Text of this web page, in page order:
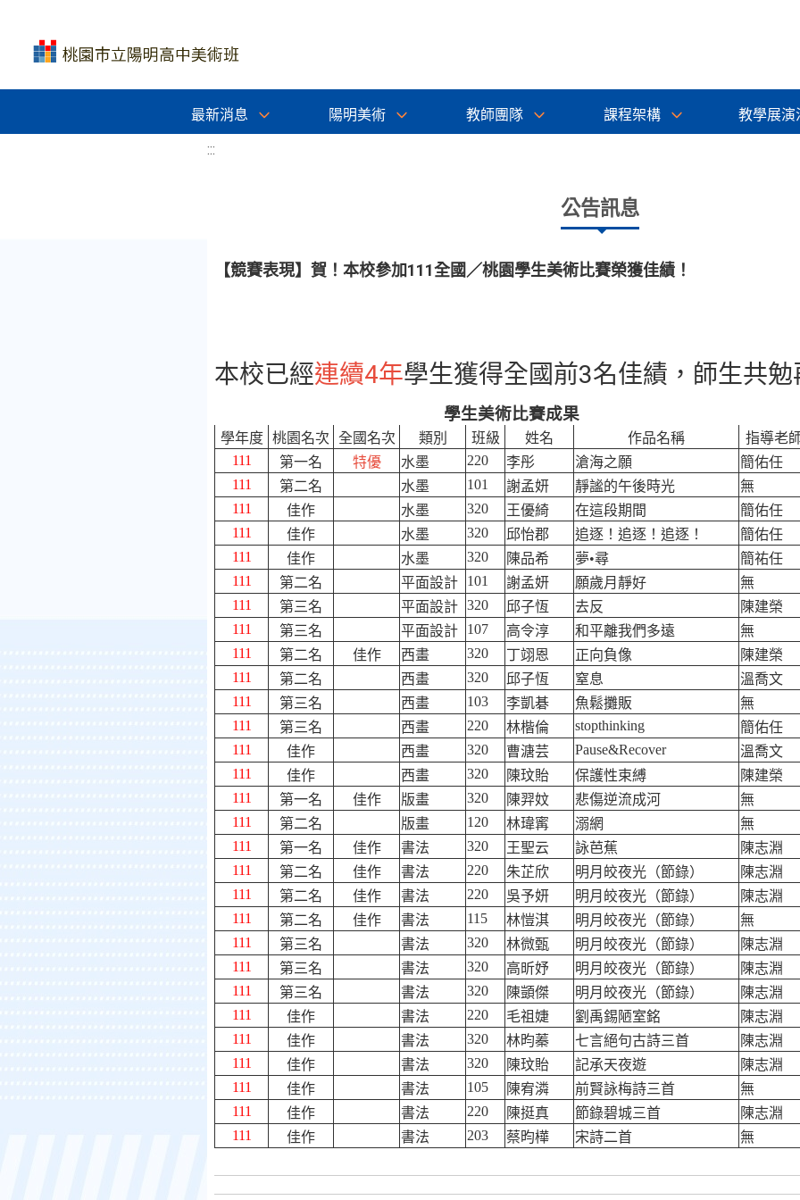
最新消息 陽明美術 教師團隊 課程架構 教學展演
:::
公告訊息
【競賽表現】賀！本校參加111全國／桃園學生美術比賽榮獲佳績！
本校已經連續4年學生獲得全國前3名佳績，師生共
學生美術比賽成果
學年度 桃園名次 全國名次 類別 班級 姓名 作品名稱
指導老
111
第一名 特優 水墨 220 李彤 滄海之願
簡佑任
111
第二名 水墨 101 謝孟妍 靜謐的午後時光
無
111
佳作 水墨 320 王優綺 在這段期間
簡佑任
111
佳作 水墨 320 邱怡郡 追逐！追逐！追逐！
簡佑任
111
佳作 水墨 320 陳品希 夢•尋
簡祐任
111
第二名 平面設計 101 謝孟妍 願歲月靜好
無
111
第三名 平面設計 320 邱子恆 去反
陳建榮
111
第三名 平面設計 107 高令淳 和平離我們多遠
無
111
第二名 佳作 西畫 320 丁翊恩 正向負像
陳建榮
111
第二名 西畫 320 邱子恆 窒息
溫喬文
111
第三名 西畫 103 李凱碁 魚鬆攤販
無
111
第三名 西畫 220 林楷倫 stopthinking
簡佑任
111
佳作 西畫 320 曹溏芸 Pause&Recover
溫喬文
111
佳作 西畫 320 陳玟貽 保護性束縛
陳建榮
111
第一名 佳作 版畫 320 陳羿妏 悲傷逆流成河
無
111
第二名 版畫 120 林瑋寗 溺網
無
111
第一名 佳作 書法 320 王聖云 詠芭蕉
陳志淵
111
第二名 佳作 書法 220 朱芷欣 明月皎夜光（節錄）
陳志淵
111
第二名 佳作 書法 220 吳予妍 明月皎夜光（節錄）
陳志淵
111
第二名 佳作 書法 115 林愷淇 明月皎夜光（節錄）
無
111
第三名 書法 320 林微甄 明月皎夜光（節錄）
陳志淵
111
第三名 書法 320 高昕妤 明月皎夜光（節錄）
陳志淵
111
第三名 書法 320 陳顗傑 明月皎夜光（節錄）
陳志淵
111
佳作 書法 220 毛祖婕 劉禹錫陋室銘
陳志淵
111
佳作 書法 320 林昀蓁 七言絕句古詩三首
陳志淵
111
佳作 書法 320 陳玟貽 記承天夜遊
陳志淵
111
佳作 書法 105 陳宥潾 前賢詠梅詩三首
無
111
佳作 書法 220 陳挺真 節錄碧城三首
陳志淵
111
佳作 書法 203 蔡昀樺 宋詩二首 無